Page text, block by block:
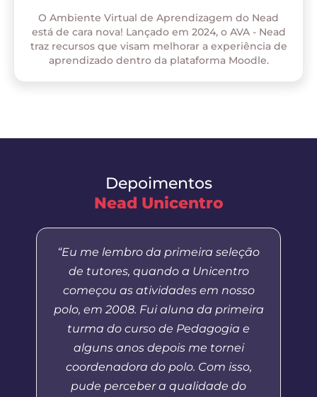
O Ambiente Virtual de Aprendizagem do Nead
está de cara nova! Lançado em 2024, o AVA - Nead
traz recursos que visam melhorar a experiência de
aprendizado dentro da plataforma Moodle.
Depoimentos
Nead Unicentro
“Eu me lembro da primeira seleção
de tutores, quando a Unicentro
começou as atividades em nosso
polo, em 2008. Fui aluna da primeira
turma do curso de Pedagogia e
alguns anos depois me tornei
coordenadora do polo. Com isso,
pude perceber a qualidade do